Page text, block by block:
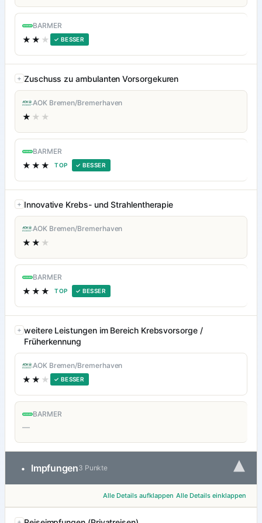
BARMER
★★ ★ ✓ BESSER
Zuschuss zu ambulanten Vorsorgekuren
AOK Bremen/Bremerhaven
★ ★★
BARMER
★★★ TOP ✓ BESSER
Innovative Krebs- und Strahlentherapie
AOK Bremen/Bremerhaven
★★ ★
BARMER
★★★ TOP ✓ BESSER
weitere Leistungen im Bereich Krebsvorsorge /
Früherkennung
AOK Bremen/Bremerhaven
★★ ★ ✓ BESSER
BARMER
—
• Impfungen3 Punkte ▾
Alle Details aufklappen Alle Details einklappen